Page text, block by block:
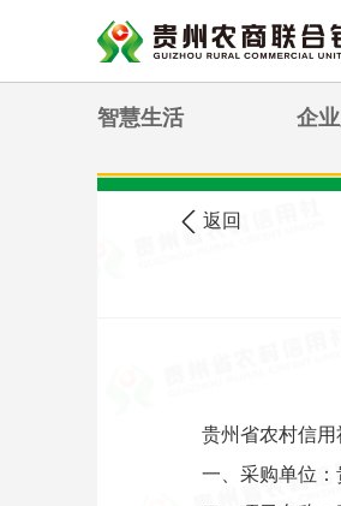
智慧生活 企
您现在的位置: 农信
返回
贵州省农村信
一、采购单位